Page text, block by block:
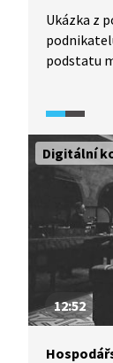
Ukázka z
podstatu
s
Digitální
12:52